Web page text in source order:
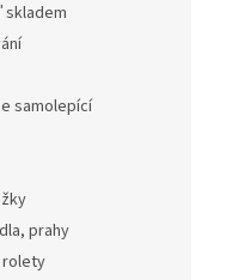
skladem
samolepící
prahy
rolety